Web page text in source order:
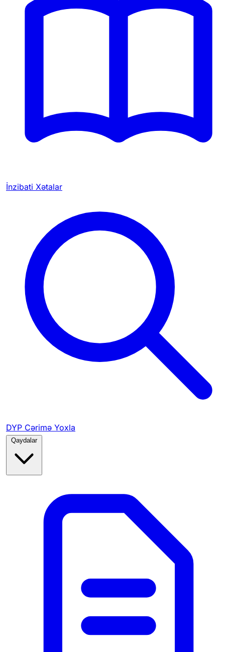
İnzibati Xətalar
DYP Cərimə Yoxla
Qaydalar